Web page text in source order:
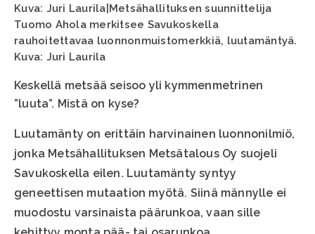
Kuva: Juri Laurila|Metsähallituksen suunnittelija
Tuomo Ahola merkitsee Savukoskella
rauhoitettavaa luonnonmuistomerkkiä, luutamäntyä.
Kuva: Juri Laurila
Keskellä metsää seisoo yli kymmenmetrinen
”luuta”. Mistä on kyse?
Luutamänty on erittäin harvinainen luonnonilmiö,
jonka Metsähallituksen Metsätalous Oy suojeli
Savukoskella eilen. Luutamänty syntyy
geneettisen mutaation myötä. Siinä männylle ei
muodostu varsinaista päärunkoa, vaan sille